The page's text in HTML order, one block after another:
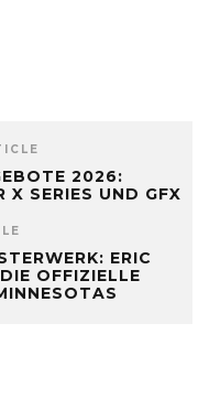
2026:
X SERIES UND GFX
ERIC
OFFIZIELLE